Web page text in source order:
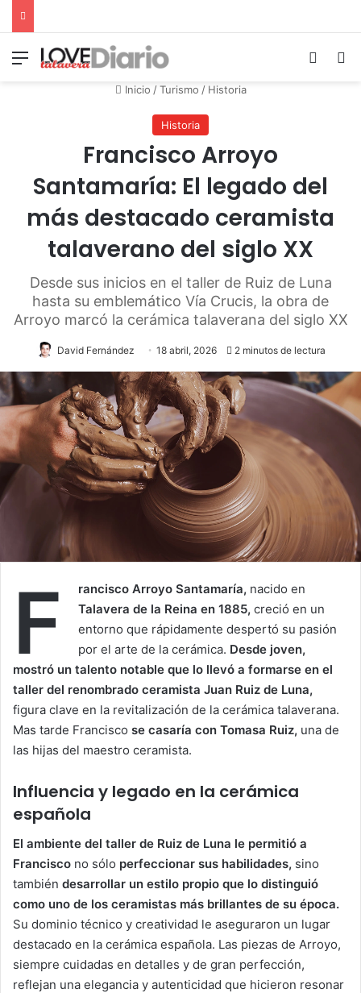
Menú
Inicio / Turismo / Historia
Historia
Francisco Arroyo
Santamaría: El legado del
más destacado ceramista
talaverano del siglo XX
Desde sus inicios en el taller de Ruiz de Luna
hasta su emblemático Vía Crucis, la obra de
Arroyo marcó la cerámica talaverana del siglo XX
David Fernández 18 abril, 2026 2 minutos de lectura
F rancisco Arroyo Santamaría, nacido en
Talavera de la Reina en 1885, creció en un
entorno que rápidamente despertó su pasión
por el arte de la cerámica. Desde joven,
mostró un talento notable que lo llevó a formarse en el
taller del renombrado ceramista Juan Ruiz de Luna,
figura clave en la revitalización de la cerámica talaverana.
Mas tarde Francisco se casaría con Tomasa Ruiz, una de
las hijas del maestro ceramista.
Influencia y legado en la cerámica
española
El ambiente del taller de Ruiz de Luna le permitió a
Francisco no sólo perfeccionar sus habilidades, sino
también desarrollar un estilo propio que lo distinguió
como uno de los ceramistas más brillantes de su época.
Su dominio técnico y creatividad le aseguraron un lugar
destacado en la cerámica española. Las piezas de Arroyo,
siempre cuidadas en detalles y de gran perfección,
reflejan una elegancia y autenticidad que hicieron resonar